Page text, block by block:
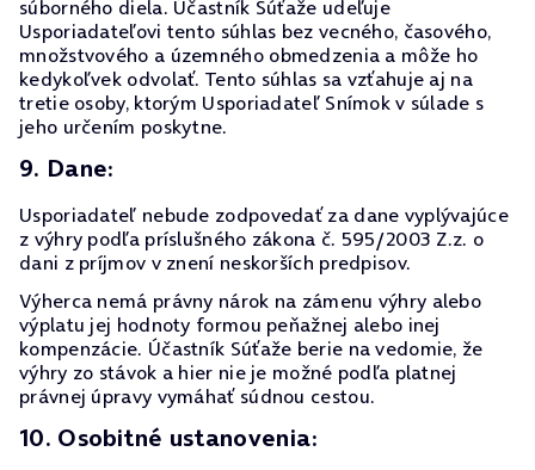
súborného diela. Účastník Súťaže udeľuje
Usporiadateľovi tento súhlas bez vecného, časového,
množstvového a územného obmedzenia a môže ho
kedykoľvek odvolať. Tento súhlas sa vzťahuje aj na
tretie osoby, ktorým Usporiadateľ Snímok v súlade s
jeho určením poskytne.
9. Dane:
Usporiadateľ nebude zodpovedať za dane vyplývajúce
z výhry podľa príslušného zákona č. 595/2003 Z.z. o
dani z príjmov v znení neskorších predpisov.
Výherca nemá právny nárok na zámenu výhry alebo
výplatu jej hodnoty formou peňažnej alebo inej
kompenzácie. Účastník Súťaže berie na vedomie, že
výhry zo stávok a hier nie je možné podľa platnej
právnej úpravy vymáhať súdnou cestou.
10. Osobitné ustanovenia: